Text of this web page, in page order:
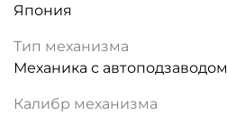
Япония
Тип механизма
Механика с автоподзаводом
Калибр механизма